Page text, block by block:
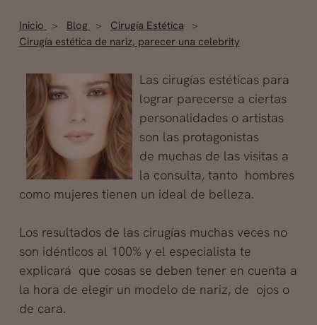
Inicio Blog
Cirugía Estética
Cirugía estética de nariz, parecer una celebrity
Las cirugías estéticas para
lograr parecerse a ciertas
personalidades o artistas
son las protagonistas
de muchas de las visitas a
la consulta, tanto hombres
como mujeres tienen un ideal de belleza.
Los resultados de las cirugías muchas veces no
son idénticos al 100% y el especialista te
explicará que cosas se deben tener en cuenta a
la hora de elegir un modelo de nariz, de ojos o
de cara.